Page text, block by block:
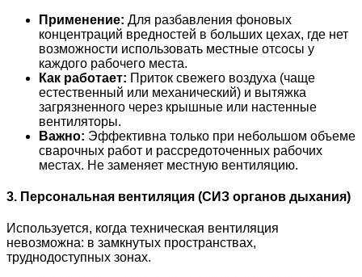
Применение: Для разбавления фоновых
концентраций вредностей в больших цехах, где нет
возможности использовать местные отсосы у
каждого рабочего места.
Как работает: Приток свежего воздуха (чаще
естественный или механический) и вытяжка
загрязненного через крышные или настенные
вентиляторы.
Важно: Эффективна только при небольшом объеме
сварочных работ и рассредоточенных рабочих
местах. Не заменяет местную вентиляцию.
3. Персональная вентиляция (СИЗ органов дыхания)
Используется, когда техническая вентиляция
невозможна: в замкнутых пространствах,
труднодоступных зонах.